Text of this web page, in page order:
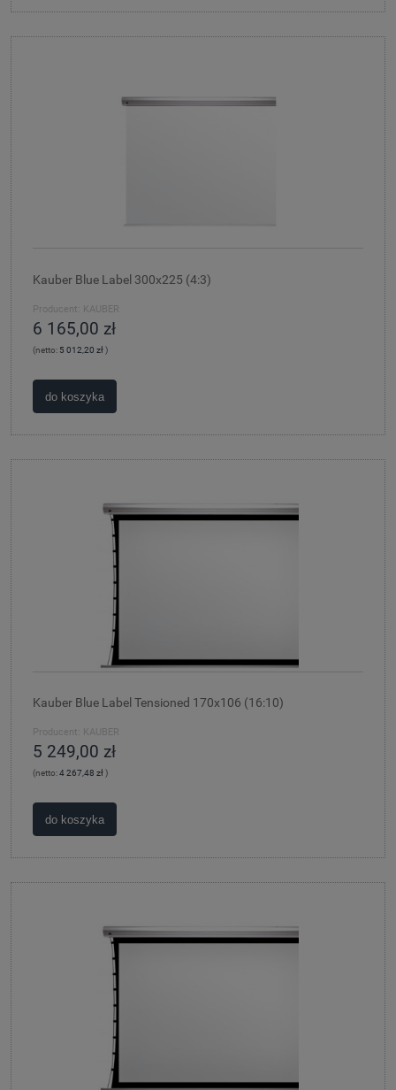
Kauber Blue Label 300x225 (4:3)
Producent: KAUBER
6 165,00 zł
(netto: 5 012,20 zł)
do koszyka
Kauber Blue Label Tensioned 170x106 (16:10)
Producent: KAUBER
5 249,00 zł
(netto:4 267,48 zł)
do koszyka